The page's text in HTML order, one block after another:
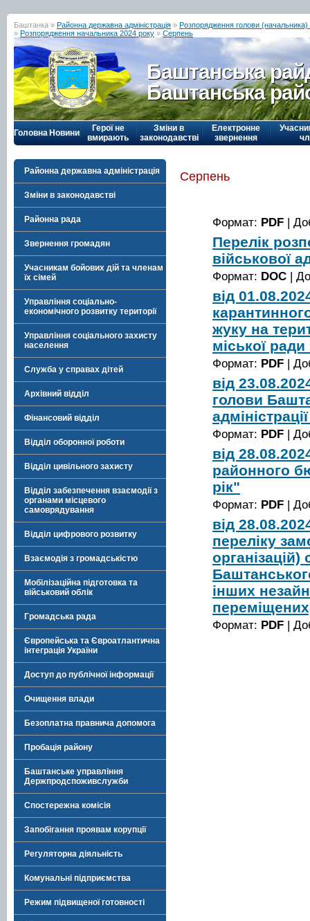
Баштанка » Районна державна адміністрація » Розпорядження голови (начальника)
» Розпорядження начальника 2024 року » Серпень
Баштанська
Баштанська
Головна Новини
Герої не
вмирають
Зміни в
законодавстві
Електронне
звернення
Районна державна адміністрація
Зміни в законодавстві
Районна рада
Звернення громадян
Учасникам бойових дій та членам
їх сімей
Управління соціально-
економічного розвитку території
Управління соціального захисту
населення
Служба у справах дітей
Архівний відділ
Фінансовий відділ
Відділ оборонної роботи
Відділ цивільного захисту
Відділ забезпечення взаємодії з
органами місцевого
самоврядування
Відділ цифрового розвитку
Взаємодія з громадськістю
Мобілізаційна підготовка та
військовий облік
Громадська рада
Європейська та Євроатлантична
інтеграція України
Доступ до публічної інформації
Очищення влади
Безоплатна правнича допомога
Пробація району
Баштанське управління
Держпродспоживслужби
Спостережна комісія
Запобігання проявам корупції
Регуляторна діяльність
Комунальні підприємства
Режим підвищеної готовності
Серпень
Формат: PDF |
Перелік
військової
Формат: DOC |
від
жуку на
міської
Формат: PDF |
від
голови
Формат: PDF |
від
районного
рік"
Формат: PDF |
від
переліку
організацій)
інших
Формат: PDF |